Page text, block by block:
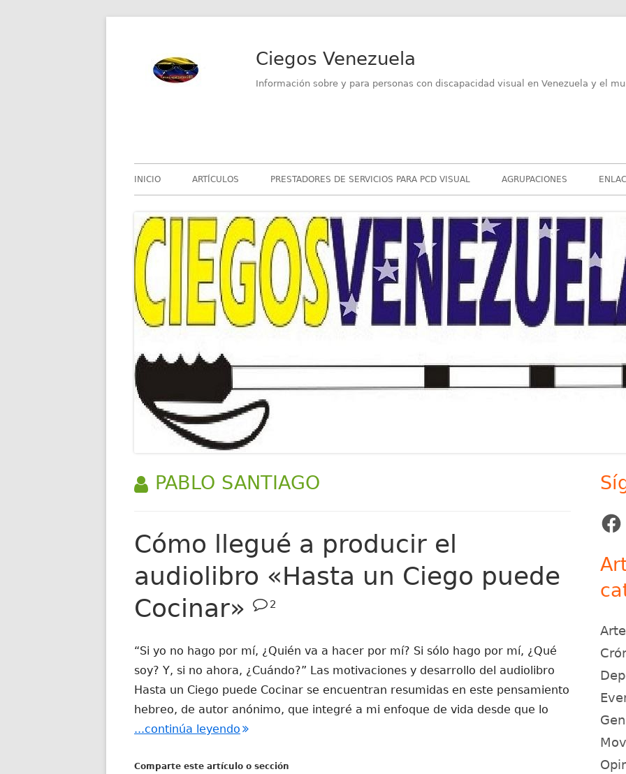
Ciegos Venezuela
Información sobre y para personas con discapacidad visual en Venezuela y el
Menú
INICIO ARTÍCULOS PRESTADORES DE SERVICIOS PARA PCD VISUAL AGRUPACIONES
AUTOR:
PABLO SANTIAGO
Cómo llegué a producir el
audiolibro «Hasta un Ciego puede
Cocinar»
2
“Si yo no hago por mí, ¿Quién va a hacer por mí? Si sólo hago por mí, ¿Qué
soy? Y, si no ahora, ¿Cuándo?” Las motivaciones y desarrollo del audiolibro
Hasta un Ciego puede Cocinar se encuentran resumidas en este pensamiento
hebreo, de autor anónimo, que integré a mi enfoque de vida desde que lo
...continúa leyendo "Cómo llegué a producir el audiolibro «Hasta un Ciego puede
Comparte este artículo o sección